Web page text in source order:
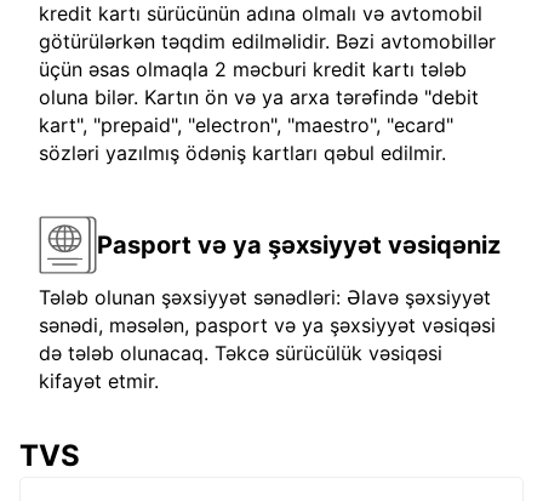
kredit kartı sürücünün adına olmalı və avtomobil
götürülərkən təqdim edilməlidir. Bəzi avtomobillər
üçün əsas olmaqla 2 məcburi kredit kartı tələb
oluna bilər. Kartın ön və ya arxa tərəfində "debit
kart", "prepaid", "electron", "maestro", "ecard"
sözləri yazılmış ödəniş kartları qəbul edilmir.
Pasport və ya şəxsiyyət vəsiqəniz
Tələb olunan şəxsiyyət sənədləri: Əlavə şəxsiyyət
sənədi, məsələn, pasport və ya şəxsiyyət vəsiqəsi
də tələb olunacaq. Təkcə sürücülük vəsiqəsi
kifayət etmir.
TVS